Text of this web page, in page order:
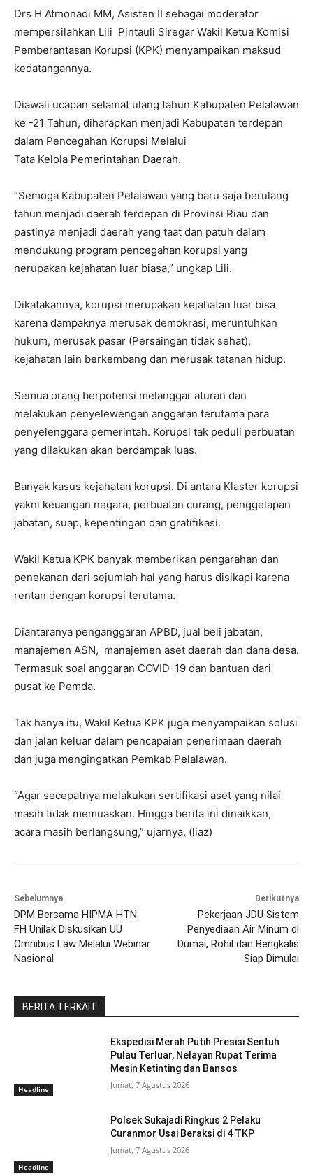
Drs H Atmonadi MM, Asisten II sebagai moderator
mempersilahkan Lili Pintauli Siregar Wakil Ketua Komisi
Pemberantasan Korupsi (KPK) menyampaikan maksud
kedatangannya.
Diawali ucapan selamat ulang tahun Kabupaten Pelalawan
ke -21 Tahun, diharapkan menjadi Kabupaten terdepan
dalam Pencegahan Korupsi Melalui
Tata Kelola Pemerintahan Daerah.
“Semoga Kabupaten Pelalawan yang baru saja berulang
tahun menjadi daerah terdepan di Provinsi Riau dan
pastinya menjadi daerah yang taat dan patuh dalam
mendukung program pencegahan korupsi yang
nerupakan kejahatan luar biasa,” ungkap Lili.
Dikatakannya, korupsi merupakan kejahatan luar bisa
karena dampaknya merusak demokrasi, meruntuhkan
hukum, merusak pasar (Persaingan tidak sehat),
kejahatan lain berkembang dan merusak tatanan hidup.
Semua orang berpotensi melanggar aturan dan
melakukan penyelewengan anggaran terutama para
penyelenggara pemerintah. Korupsi tak peduli perbuatan
yang dilakukan akan berdampak luas.
Banyak kasus kejahatan korupsi. Di antara Klaster korupsi
yakni keuangan negara, perbuatan curang, penggelapan
jabatan, suap, kepentingan dan gratifikasi.
Wakil Ketua KPK banyak memberikan pengarahan dan
penekanan dari sejumlah hal yang harus disikapi karena
rentan dengan korupsi terutama.
Diantaranya penganggaran APBD, jual beli jabatan,
manajemen ASN, manajemen aset daerah dan dana desa.
Termasuk soal anggaran COVID-19 dan bantuan dari
pusat ke Pemda.
Tak hanya itu, Wakil Ketua KPK juga menyampaikan solusi
dan jalan keluar dalam pencapaian penerimaan daerah
dan juga mengingatkan Pemkab Pelalawan.
“Agar secepatnya melakukan sertifikasi aset yang nilai
masih tidak memuaskan. Hingga berita ini dinaikkan,
acara masih berlangsung,” ujarnya. (liaz)
Sebelumnya
DPM Bersama HIPMA HTN
FH Unilak Diskusikan UU
Omnibus Law Melalui Webinar
Nasional
Berikutnya
Pekerjaan JDU Sistem
Penyediaan Air Minum di
Dumai, Rohil dan Bengkalis
Siap Dimulai
BERITA TERKAIT
Headline
Ekspedisi Merah Putih Presisi Sentuh
Pulau Terluar, Nelayan Rupat Terima
Mesin Ketinting dan Bansos
Jumat, 7 Agustus 2026
Headline
Polsek Sukajadi Ringkus 2 Pelaku
Curanmor Usai Beraksi di 4 TKP
Jumat, 7 Agustus 2026